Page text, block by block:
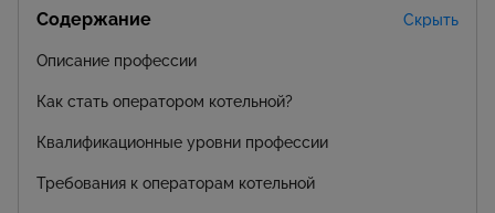
Содержание Скрыть
Описание профессии
Как стать оператором котельной?
Квалификационные уровни профессии
Требования к операторам котельной